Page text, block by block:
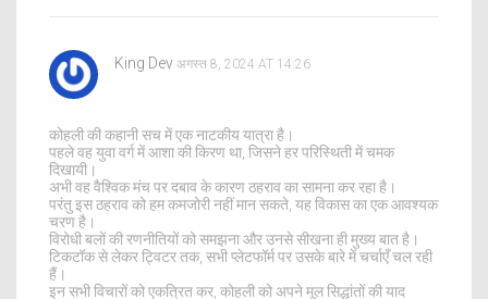
King Dev अगस्त 8, 2024 AT 14:26
कोहली की कहानी सच में एक नाटकीय यात्रा है।
पहले वह युवा वर्ग में आशा की किरण था, जिसने हर परिस्थिती में चमक
दिखायी।
अभी वह वैश्विक मंच पर दबाव के कारण ठहराव का सामना कर रहा है।
परंतु इस ठहराव को हम कमजोरी नहीं मान सकते, यह विकास का एक आवश्यक
चरण है।
विरोधी बलों की रणनीतियों को समझना और उनसे सीखना ही मुख्य बात है।
टिकटॉक से लेकर ट्विटर तक, सभी प्लेटफॉर्म पर उसके बारे में चर्चाएँ चल रही
हैं।
इन सभी विचारों को एकत्रित कर, कोहली को अपने मूल सिद्धांतों की याद